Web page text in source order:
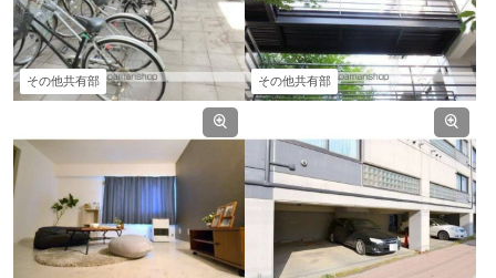
その他共有部 その他共有部